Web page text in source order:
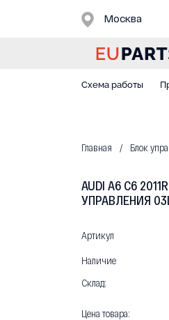
Москва
Схема работы
Главная Блок
AUDI A6 C6
УПРАВЛЕНИЯ
Артикул
Наличие
Склад:
Цена товара: